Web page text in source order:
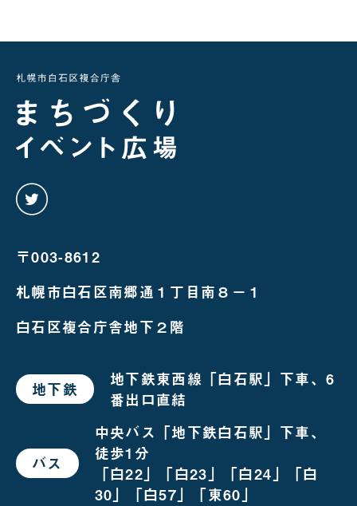
〒003-8612
札幌市白石区南郷通１丁目南８－１
白石区複合庁舎地下２階
地下鉄 で
お
場
合
地下鉄東西線「白石駅」下車、6
番出口直結
バス で
お
中央バス「地下鉄白石駅」下車、
徒歩1分
「白22」「白23」「白24」「白
30」「白57」「東60」